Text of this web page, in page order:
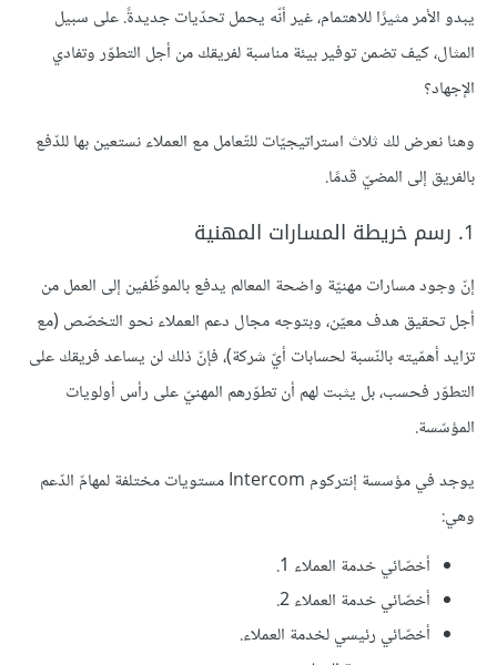
يبدو الأمر مثيرًا للاهتمام، غير أنّه يحمل تحدّيات جديدةً. على سبيل
المثال، كيف تضمن توفير بيئة مناسبة لفريقك من أجل التطوّر وتفادي
الإجهاد؟
وهنا نعرض لك ثلاث استراتيجيّات للتّعامل مع العملاء نستعين بها للدّفع
بالفريق إلى المضيّ قدمًا.
1. رسم خريطة المسارات المهنية
إنّ وجود مسارات مهنيّة واضحة المعالم يدفع بالموظّفين إلى العمل من
أجل تحقيق هدف معيّن، وبتوجه مجال دعم العملاء نحو التخصّص (مع
تزايد أهمّيته بالنّسبة لحسابات أيّ شركة)، فإنّ ذلك لن يساعد فريقك على
التطوّر فحسب، بل يثبت لهم أن تطوّرهم المهنيّ على رأس أولويات
المؤسّسة.
يوجد في مؤسسة إنتركوم Intercom مستويات مختلفة لمهامّ الدّعم
وهي:
أخصّائي خدمة العملاء 1.
أخصّائي خدمة العملاء 2.
أخصّائي رئيسي لخدمة العملاء.